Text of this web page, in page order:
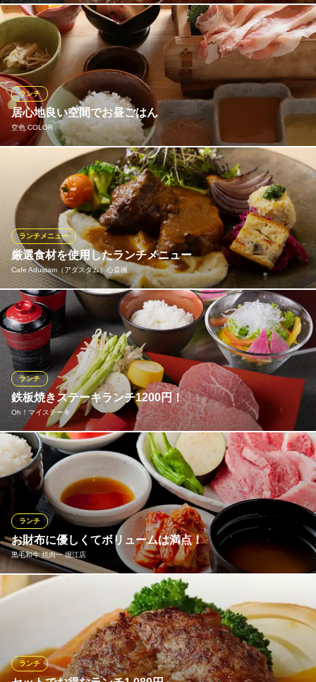
大阪府大阪市中央区心斎橋筋2-6-14 アクロスビル6F
当店名物の黒毛和牛ハンバーグステーキや鉄板焼きを少しお得に
楽しめる香西のランチコース。普段のご褒美ランチやご旅行の際
にもおすすめです。
神戸牛すてーきはうす香西
極上神戸牛ステーキ
大阪メトロ御堂筋線心斎橋駅5・6番出口 徒歩5分
大阪府大阪市中央区東心斎橋1-17-15 丸清ビル2F
居心地良い空間でお昼ごはん
空色 COLOR
ランチ
お友達とのランチ会や、お仕事の合間のおひとりさまランチにも
おすすめ。お得なランチセットから、ちょっぴり贅沢な「おもて
なしランチ」（要予約）まで、シーンに合わせてお選びいただけ
ます。国産ブランド豚を使ったせいろ蒸しは、ジューシーな旨み
が口いっぱいに広がって幸せ気分になれます。
おすすめランチメニュー
飛騨牛サイコロステーキご膳
3,500円(税込)
産地直送お造りご膳
3,000円(税込)
【ランチ限定】おもてなしランチ（要予約）
3,500円(税込)
ランチメニューをもっと見る
空色 COLOR
和食居酒屋ソファテラス
大阪メトロ長堀鶴見緑地線心斎橋駅 徒歩5分
大阪府大阪市中央区博労町4-3-1 ディアコート船場1F
厳選食材を使用したランチメニュー
Cafe Adustam（アダスタム）心斎橋
ランチメニュー
シェフこだわりの食材を使用したセレクトメニューをお気軽にお
楽しみいただけます。充実したセットメニューでご満足いただけ
ること間違いなし。 ごゆっくりお寛ぎいただけるティーフリープ
ランもご用意しておりますので、ママ会や女子会、デートにもお
すすめです。
Cafe Adustam（アダスタム）心斎橋
心斎橋二 ビアガーデン
大阪メトロ御堂筋線心斎橋駅 徒歩3分
大阪府大阪市中央区西心斎橋1-10-36 ニューオーサカホテル心斎橋
鉄板焼きステーキランチ1200円！
Oh！マイステーキ
ランチ
シェフが焼き上げる鉄板焼ステーキがランチは1,200円からお楽し
み頂けます！ランチタイムはサラダ、ライス、スープのセットも
サービス！鉄板焼ステーキの価格破壊に挑戦します！是非お気軽
にお試し下さい！
おすすめランチメニュー
国産牛ステーキ 赤身
80g 1,000円(税込)
国産牛ステーキ 別格
80g 1,580円(税込)
ランチメニューをもっと見る
お財布に優しくてボリュームは満点！
黒毛和牛 焼肉一 堀江店
ランチ
自慢のお肉をお昼にも！堀江店ではランチメニューもご提供して
おります。ダントツ人気は1,280円（税込1,408円）の黒毛和牛大
盛り焼肉定食。お皿いっぱいに広がるお肉は迫力満点！これに、
キムチやサラダ、焼き野菜、白ご飯、みそ汁もお付けするので、
男性でも十分ご満足いただける大ボリュームです！
ランチ